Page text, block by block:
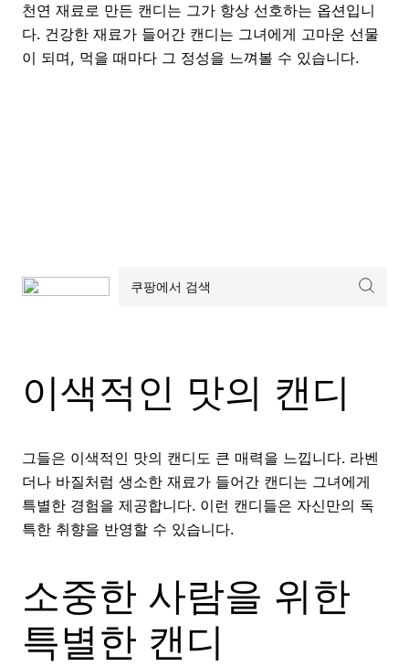
천연 재료로 만든 캔디는 그가 항상 선호하는 옵션입니
다. 건강한 재료가 들어간 캔디는 그녀에게 고마운 선물
이 되며, 먹을 때마다 그 정성을 느껴볼 수 있습니다.
이색적인 맛의 캔디
그들은 이색적인 맛의 캔디도 큰 매력을 느낍니다. 라벤
더나 바질처럼 생소한 재료가 들어간 캔디는 그녀에게
특별한 경험을 제공합니다. 이런 캔디들은 자신만의 독
특한 취향을 반영할 수 있습니다.
소중한 사람을 위한
특별한 캔디